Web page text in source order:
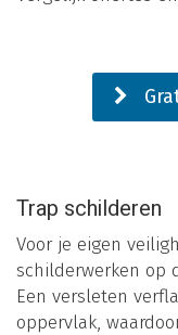
Trap schilderen
Voor je eigen
schilderwerken op
Een versleten
oppervlak,